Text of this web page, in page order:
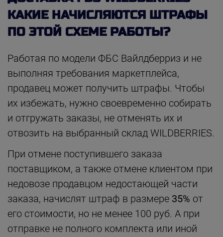
КАКИЕ НАЧИСЛЯЮТСЯ ШТРАФЫ
ПО ЭТОЙ СХЕМЕ РАБОТЫ?
Работая по модели ФБС Вайлдберриз и не
выполняя требования маркетплейса,
продавец может получить штрафы. Чтобы
их избежать, нужно своевременно собирать
и отгружать заказы, не отменять их и
отвозить на выбранный склад WILDBERRIES.
При отмене поступившего заказа
поставщиком, а также отмене клиентом при
недовозе продавцом недостающей части
заказа, начислят штраф в размере 35% от
его стоимости, но не менее 100 руб. А при
отправке не полного комплекта или иной